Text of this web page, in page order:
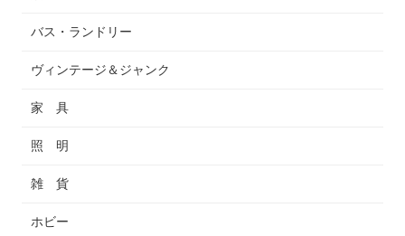
バス・ランドリー
ヴィンテージ＆ジャンク
家 具
照 明
雑 貨
ホビー